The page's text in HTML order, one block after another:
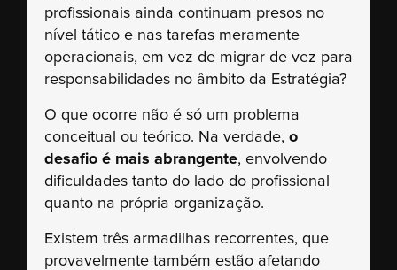
profissionais ainda continuam presos no
nível tático e nas tarefas meramente
operacionais, em vez de migrar de vez para
responsabilidades no âmbito da Estratégia?
O que ocorre não é só um problema
conceitual ou teórico. Na verdade, o
desafio é mais abrangente, envolvendo
dificuldades tanto do lado do profissional
quanto na própria organização.
Existem três armadilhas recorrentes, que
provavelmente também estão afetando